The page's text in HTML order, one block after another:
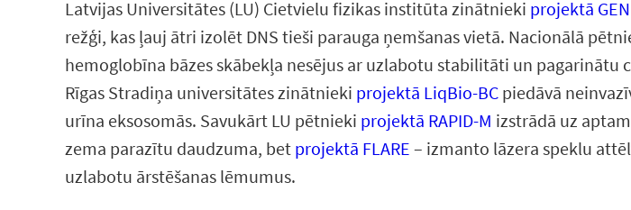
Latvijas Universitātes (LU) Cietvielu fizikas institūta zinātnieki projektā
režģi, kas ļauj ātri izolēt DNS tieši parauga ņemšanas vietā. Nacionālā
hemoglobīna bāzes skābekļa nesējus ar uzlabotu stabilitāti un
Rīgas Stradiņa universitātes zinātnieki projektā LiqBio-BC piedāvā
urīna eksosomās. Savukārt LU pētnieki projektā RAPID-M izstrādā uz
zema parazītu daudzuma, bet projektā FLARE – izmanto lāzera speklu
uzlabotu ārstēšanas lēmumus.